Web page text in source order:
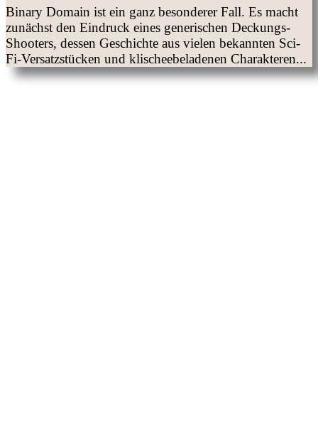
Binary Domain ist ein ganz besonderer Fall. Es macht
zunächst den Eindruck eines generischen Deckungs-
Shooters, dessen Geschichte aus vielen bekannten Sci-
Fi-Versatzstücken und klischeebeladenen Charakteren...